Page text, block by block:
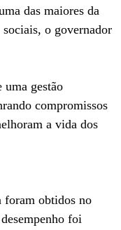
das maiores da
o governador
gestão
compromissos
a vida dos
foram obtidos no
foi